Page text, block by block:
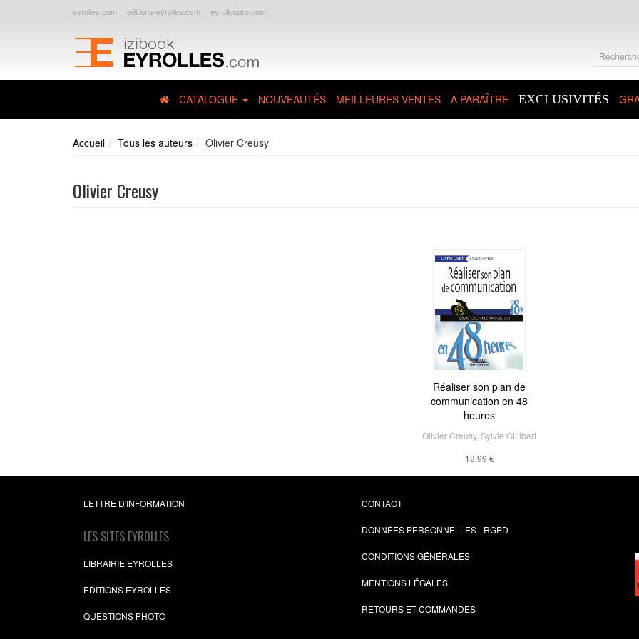
eyrolles.com editions-eyrolles.com eyrollespro.com
CATALOGUE NOUVEAUTÉS MEILLEURES VENTES A PARAÎTRE EXCLUSIVITÉS
Accueil Tous les auteurs Olivier Creusy
Olivier Creusy
Réaliser son plan de
communication en 48
heures
Olivier Creusy, Sylvie Gillibert
18,99 €
LETTRE D'INFORMATION
LES SITES EYROLLES
LIBRAIRIE EYROLLES
EDITIONS EYROLLES
QUESTIONS PHOTO
CONTACT
DONNÉES PERSONNELLES - RGPD
CONDITIONS GÉNÉRALES
MENTIONS LÉGALES
RETOURS ET COMMANDES